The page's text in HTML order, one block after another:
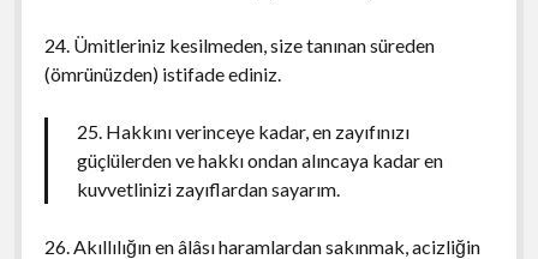
24. Ümitleriniz kesilmeden, size tanınan süreden
(ömrünüzden) istifade ediniz.
25. Hakkını verinceye kadar, en zayıfınızı
güçlülerden ve hakkı ondan alıncaya kadar en
kuvvetlinizi zayıflardan sayarım.
26. Akıllılığın en âlâsı haramlardan sakınmak, acizliğin